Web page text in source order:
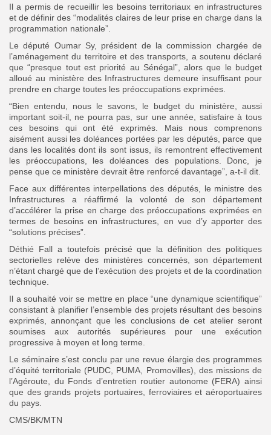
Il a permis de recueillir les besoins territoriaux en infrastructures
et de définir des “modalités claires de leur prise en charge dans la
programmation nationale”.
Le député Oumar Sy, président de la commission chargée de
l’aménagement du territoire et des transports, a soutenu déclaré
que “presque tout est priorité au Sénégal”, alors que le budget
alloué au ministère des Infrastructures demeure insuffisant pour
prendre en charge toutes les préoccupations exprimées.
“Bien entendu, nous le savons, le budget du ministère, aussi
important soit-il, ne pourra pas, sur une année, satisfaire à tous
ces besoins qui ont été exprimés. Mais nous comprenons
aisément aussi les doléances portées par les députés, parce que
dans les localités dont ils sont issus, ils remontrent effectivement
les préoccupations, les doléances des populations. Donc, je
pense que ce ministère devrait être renforcé davantage”, a-t-il dit.
Face aux différentes interpellations des députés, le ministre des
Infrastructures a réaffirmé la volonté de son département
d’accélérer la prise en charge des préoccupations exprimées en
termes de besoins en infrastructures, en vue d’y apporter des
“solutions précises”.
Déthié Fall a toutefois précisé que la définition des politiques
sectorielles relève des ministères concernés, son département
n’étant chargé que de l’exécution des projets et de la coordination
technique.
Il a souhaité voir se mettre en place “une dynamique scientifique”
consistant à planifier l’ensemble des projets résultant des besoins
exprimés, annonçant que les conclusions de cet atelier seront
soumises aux autorités supérieures pour une exécution
progressive à moyen et long terme.
Le séminaire s’est conclu par une revue élargie des programmes
d’équité territoriale (PUDC, PUMA, Promovilles), des missions de
l’Agéroute, du Fonds d’entretien routier autonome (FERA) ainsi
que des grands projets portuaires, ferroviaires et aéroportuaires
du pays.
CMS/BK/MTN